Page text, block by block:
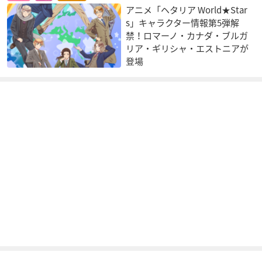
キース・グッドマン
（スカイハイ）
rs
スペイン
of SANCTUARY
アイオリア
アニメ「ヘタリア World★Star
s」キャラクター情報第5弾解
禁！ロマーノ・カナダ・ブルガ
リア・ギリシャ・エストニアが
登場